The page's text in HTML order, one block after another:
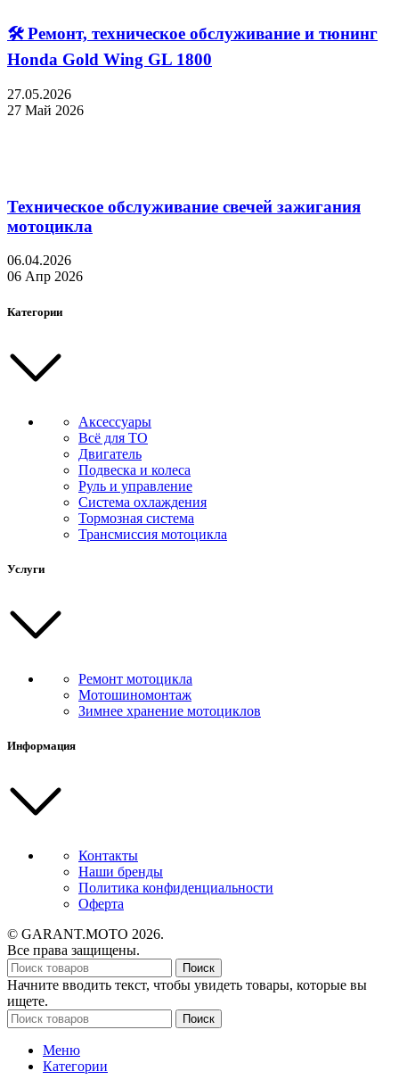
🛠 Ремонт, техническое обслуживание и тюнинг
Honda Gold Wing GL 1800
27.05.2026
27 Май 2026
Техническое обслуживание свечей зажигания
мотоцикла
06.04.2026
06 Апр 2026
Категории
Аксессуары
Всё для ТО
Двигатель
Подвеска и колеса
Руль и управление
Система охлаждения
Тормозная система
Трансмиссия мотоцикла
Услуги
Ремонт мотоцикла
Мотошиномонтаж
Зимнее хранение мотоциклов
Информация
Контакты
Наши бренды
Политика конфиденциальности
Оферта
© GARANT.MOTO 2026.
Все права защищены.
Поиск
Начните вводить текст, чтобы увидеть товары, которые вы
ищете.
Поиск
Меню
Категории